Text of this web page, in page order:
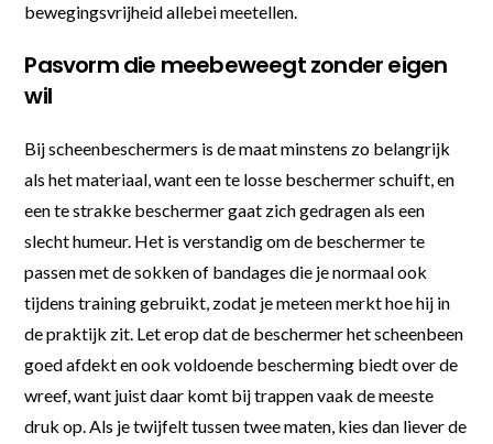
bewegingsvrijheid allebei meetellen.
Pasvorm die meebeweegt zonder eigen
wil
Bij scheenbeschermers is de maat minstens zo belangrijk
als het materiaal, want een te losse beschermer schuift, en
een te strakke beschermer gaat zich gedragen als een
slecht humeur. Het is verstandig om de beschermer te
passen met de sokken of bandages die je normaal ook
tijdens training gebruikt, zodat je meteen merkt hoe hij in
de praktijk zit. Let erop dat de beschermer het scheenbeen
goed afdekt en ook voldoende bescherming biedt over de
wreef, want juist daar komt bij trappen vaak de meeste
druk op. Als je twijfelt tussen twee maten, kies dan liever de